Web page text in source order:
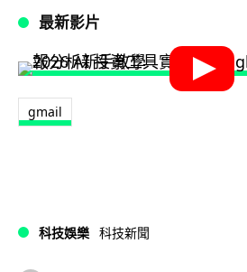
最新影片
gmail
科技娛樂 科技新聞